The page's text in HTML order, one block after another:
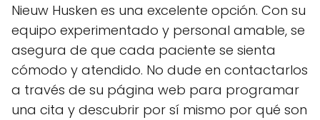
Nieuw Husken es una excelente opción. Con su
equipo experimentado y personal amable, se
asegura de que cada paciente se sienta
cómodo y atendido. No dude en contactarlos
a través de su página web para programar
una cita y descubrir por sí mismo por qué son